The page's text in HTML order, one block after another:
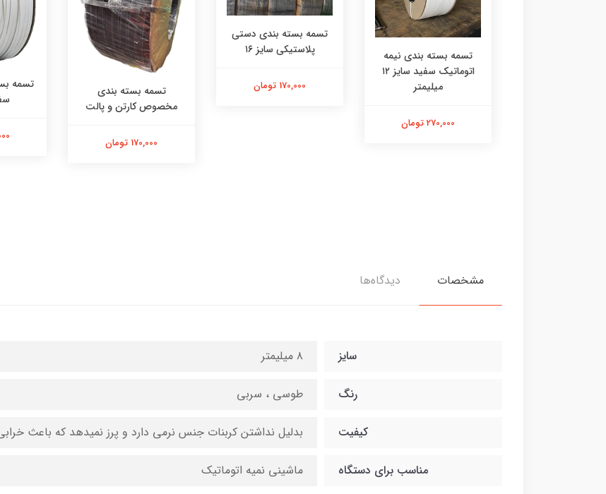
تسمه بسته بندی نیمه
اتوماتیک سفید سایز ۱۲
میلیمتر
270,000 تومان
تسمه بسته بندی دستی
پلاستیکی سایز ۱۶
170,000 تومان
تسمه بسته بندی
مخصوص کارتن و پالت
170,000 تومان
تسمه
مشخصات دیدگاه‌ها
سایز ۸ میلیمتر
رنگ طوسی ، سربی
کیفیت بدلیل نداشتن کربنات جنس نرمی دارد و پرز نمیدهد که باعث
مناسب برای دستگاه ماشینی نمیه اتوماتیک